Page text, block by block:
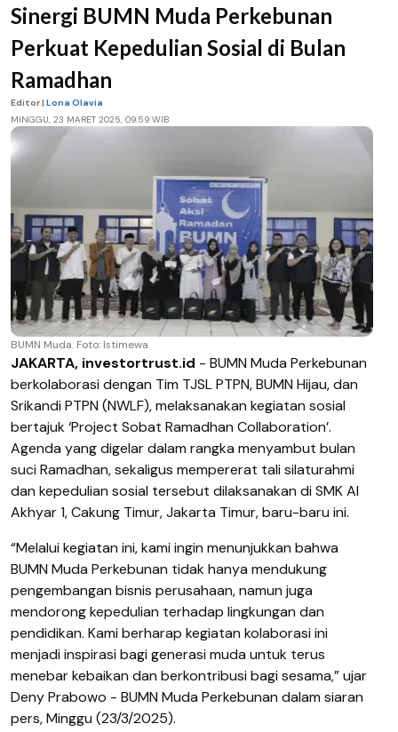
Sinergi BUMN Muda Perkebunan
Perkuat Kepedulian Sosial di Bulan
Ramadhan
Editor | Lona Olavia
MINGGU, 23 MARET 2025, 09.59 WIB
BUMN Muda. Foto: Istimewa
JAKARTA, investortrust.id - BUMN Muda Perkebunan
berkolaborasi dengan Tim TJSL PTPN, BUMN Hijau, dan
Srikandi PTPN (NWLF), melaksanakan kegiatan sosial
bertajuk ‘Project Sobat Ramadhan Collaboration’.
Agenda yang digelar dalam rangka menyambut bulan
suci Ramadhan, sekaligus mempererat tali silaturahmi
dan kepedulian sosial tersebut dilaksanakan di SMK Al
Akhyar 1, Cakung Timur, Jakarta Timur, baru-baru ini.
“Melalui kegiatan ini, kami ingin menunjukkan bahwa
BUMN Muda Perkebunan tidak hanya mendukung
pengembangan bisnis perusahaan, namun juga
mendorong kepedulian terhadap lingkungan dan
pendidikan. Kami berharap kegiatan kolaborasi ini
menjadi inspirasi bagi generasi muda untuk terus
menebar kebaikan dan berkontribusi bagi sesama,” ujar
Deny Prabowo - BUMN Muda Perkebunan dalam siaran
pers, Minggu (23/3/2025).